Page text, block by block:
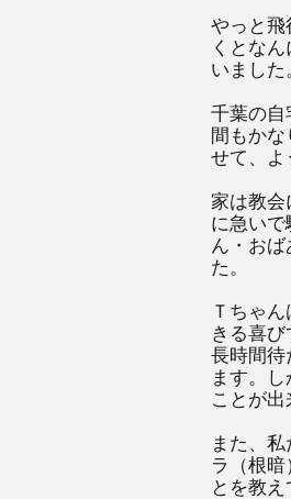
やっと飛
くとな
いました
千葉の自
間もか
せて、よ
家は教
に急い
ん・お
た。
Ｔちゃ
きる喜
長時間待
ます。
ことが出
また、
ラ（根
とを教え